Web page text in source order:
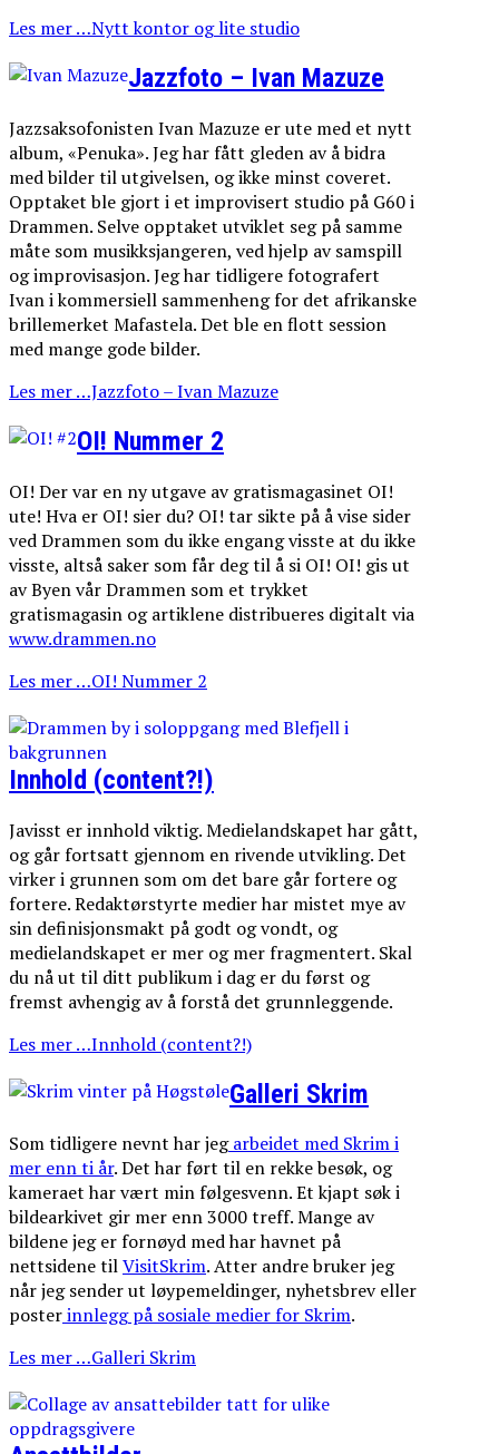
Les mer …Nytt kontor og lite studio
Jazzfoto – Ivan Mazuze
Jazzsaksofonisten Ivan Mazuze er ute med et nytt
album, «Penuka». Jeg har fått gleden av å bidra
med bilder til utgivelsen, og ikke minst coveret.
Opptaket ble gjort i et improvisert studio på G60 i
Drammen. Selve opptaket utviklet seg på samme
måte som musikksjangeren, ved hjelp av samspill
og improvisasjon. Jeg har tidligere fotografert
Ivan i kommersiell sammenheng for det afrikanske
brillemerket Mafastela. Det ble en flott session
med mange gode bilder.
Les mer …Jazzfoto – Ivan Mazuze
OI! Nummer 2
OI! Der var en ny utgave av gratismagasinet OI!
ute! Hva er OI! sier du? OI! tar sikte på å vise sider
ved Drammen som du ikke engang visste at du ikke
visste, altså saker som får deg til å si OI! OI! gis ut
av Byen vår Drammen som et trykket
gratismagasin og artiklene distribueres digitalt via
www.drammen.no
Les mer …OI! Nummer 2
Innhold (content?!)
Javisst er innhold viktig. Medielandskapet har gått,
og går fortsatt gjennom en rivende utvikling. Det
virker i grunnen som om det bare går fortere og
fortere. Redaktørstyrte medier har mistet mye av
sin definisjonsmakt på godt og vondt, og
medielandskapet er mer og mer fragmentert. Skal
du nå ut til ditt publikum i dag er du først og
fremst avhengig av å forstå det grunnleggende.
Les mer …Innhold (content?!)
Galleri Skrim
Som tidligere nevnt har jegarbeidet med Skrim i
mer enn ti år. Det har ført til en rekke besøk, og
kameraet har vært min følgesvenn. Et kjapt søk i
bildearkivet gir mer enn 3000 treff. Mange av
bildene jeg er fornøyd med har havnet på
nettsidene tilVisitSkrim. Atter andre bruker jeg
når jeg sender ut løypemeldinger, nyhetsbrev eller
posterinnlegg på sosiale medier for Skrim.
Les mer …Galleri Skrim